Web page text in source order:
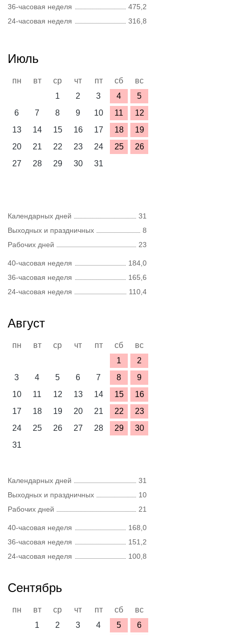
36-часовая неделя
475,2
24-часовая неделя
316,8
Июль
пн вт ср чт пт сб
вс
1
2 3 4
5
6
7 8 9 10 11
12
13
14 15 16 17 18
19
20
21 22 23 24 25
26
27
28 29 30 31
Календарных дней
31
Выходных и праздничных
8
Рабочих дней
23
40-часовая неделя
184,0
36-часовая неделя
165,6
24-часовая неделя
110,4
Август
пн вт ср чт пт сб
вс
1
2
3
4 5 6 7 8
9
10
11 12 13 14 15
16
17
18 19 20 21 22
23
24
25 26 27 28 29
30
31
Календарных дней
31
Выходных и праздничных
10
Рабочих дней
21
40-часовая неделя
168,0
36-часовая неделя
151,2
24-часовая неделя
100,8
Сентябрь
пн вт ср чт пт сб
вс
1
2 3 4 5
6